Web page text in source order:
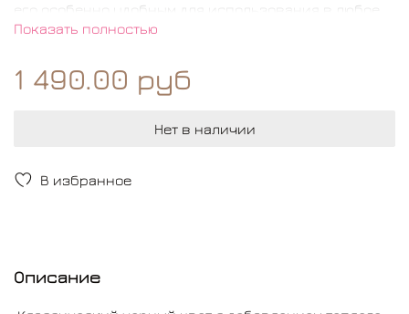
В избранное
его особенно удобным для использования в любое
время года. Кроме того, данный продукт обладает
же марки, позволяя пользователям
экспериментировать с созданием собственных
Показать полностью
1 490.00 руб
Нет в наличии
Описание